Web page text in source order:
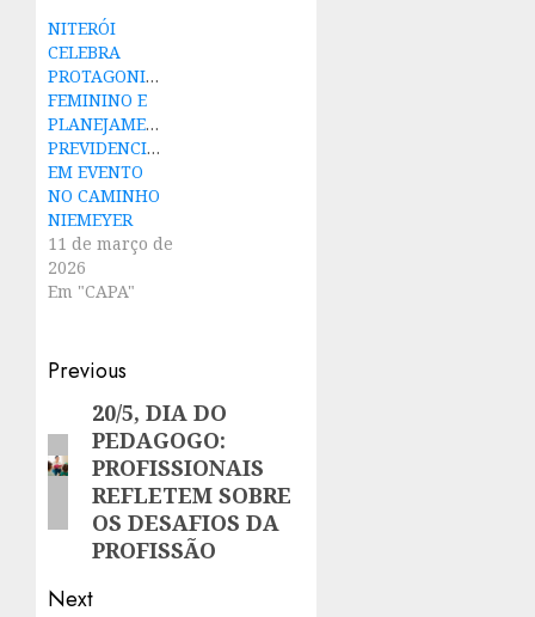
NITERÓI
CELEBRA
PROTAGONISMO
FEMININO E
PLANEJAMENTO
PREVIDENCIÁRIO
EM EVENTO
NO CAMINHO
NIEMEYER
11 de março de
2026
Em "CAPA"
Post
navigation
Previous
Previous
post:
20/5, DIA DO
PEDAGOGO:
PROFISSIONAIS
REFLETEM SOBRE
OS DESAFIOS DA
PROFISSÃO
Next